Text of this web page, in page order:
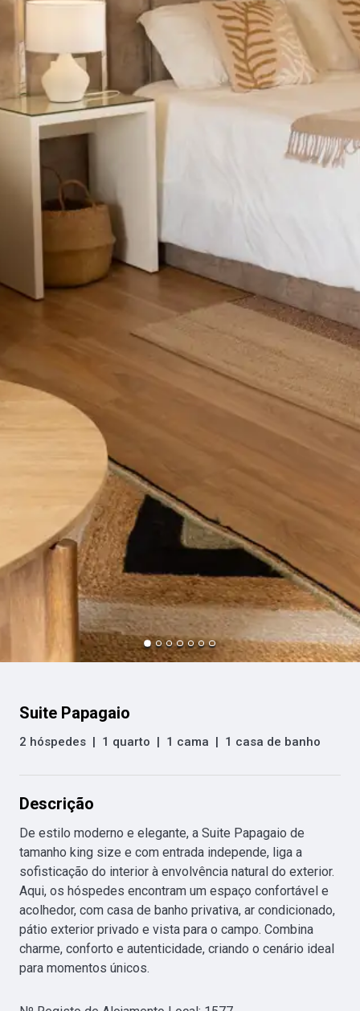
Suite Papagaio
2 hóspedes | 1 quarto | 1 cama | 1 casa de banho
Descrição
De estilo moderno e elegante, a Suite Papagaio de
tamanho king size e com entrada independe, liga a
sofisticação do interior à envolvência natural do exterior.
Aqui, os hóspedes encontram um espaço confortável e
acolhedor, com casa de banho privativa, ar condicionado,
pátio exterior privado e vista para o campo. Combina
charme, conforto e autenticidade, criando o cenário ideal
para momentos únicos.